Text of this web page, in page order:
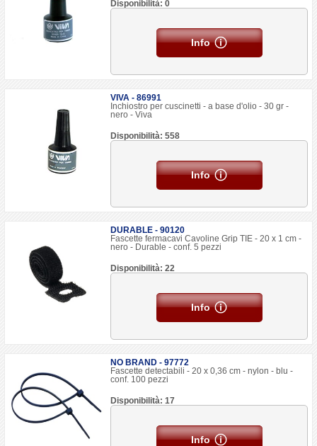
Disponibilità: 0
Info
VIVA - 86991
Inchiostro per cuscinetti - a base d'olio - 30 gr -
nero - Viva
Disponibilità: 558
Info
DURABLE - 90120
Fascette fermacavi Cavoline Grip TIE - 20 x 1 cm -
nero - Durable - conf. 5 pezzi
Disponibilità: 22
Info
NO BRAND - 97772
Fascette detectabili - 20 x 0,36 cm - nylon - blu -
conf. 100 pezzi
Disponibilità: 17
Info